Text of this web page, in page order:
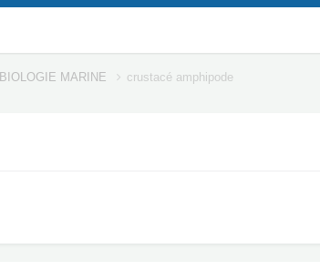
BIOLOGIE MARINE crustacé amphipode